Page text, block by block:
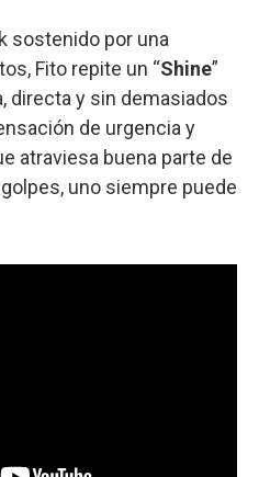
sostenido por una
Fito repite un “Shine”
directa y sin demasiados
de urgencia y
atraviesa buena parte de
uno siempre puede